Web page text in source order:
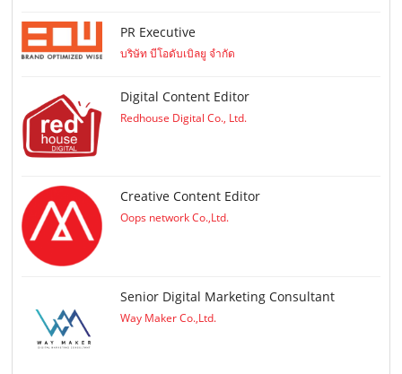
PR Executive
บริษัท บีโอดับเบิลยู จำกัด
Digital Content Editor
Redhouse Digital Co., Ltd.
Creative Content Editor
Oops network Co.,Ltd.
Senior Digital Marketing Consultant
Way Maker Co.,Ltd.